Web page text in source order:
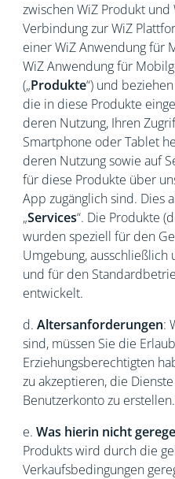
zwischen WiZ Produkt und
Verbindung zur WiZ
einer WiZ Anwendung für
WiZ Anwendung für
(„Produkte“) und
die in diese Produkte
deren Nutzung, Ihren
Smartphone oder Tablet
deren Nutzung sowie auf
für diese Produkte über
App zugänglich sind. Dies
„Services“. Die Produkte
wurden speziell für den
Umgebung,
und für den
entwickelt.
d. Altersanforderungen:
sind, müssen Sie die
Erziehungsberechtigten
zu akzeptieren, die
Benutzerkonto zu erstellen.
e. Was hierin nicht
Produkts wird durch die
Verkaufsbedingungen